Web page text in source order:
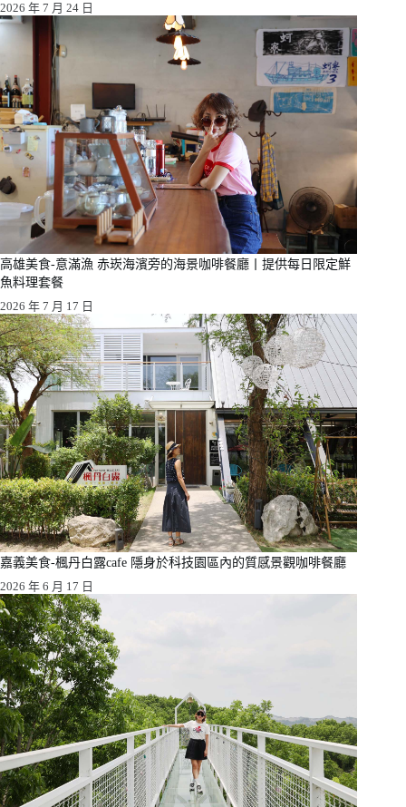
2026 年 7 月 24 日
高雄美食-意滿漁 赤崁海濱旁的海景咖啡餐廳丨提供每日限定鮮
魚料理套餐
2026 年 7 月 17 日
嘉義美食-楓丹白露cafe 隱身於科技園區內的質感景觀咖啡餐廳
2026 年 6 月 17 日